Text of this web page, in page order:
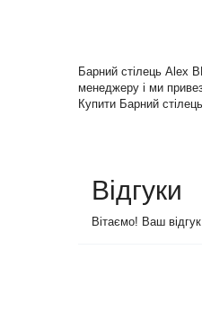
Барний стілець Alex
менеджеру і ми
Купити Барний
Відгуки
Вітаємо! Ваш